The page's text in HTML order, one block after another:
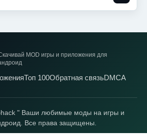
MOD игры и приложения для
Топ 100Обратная связьDMCA
" Ваши любимые моды на игры и
Все права защищены.